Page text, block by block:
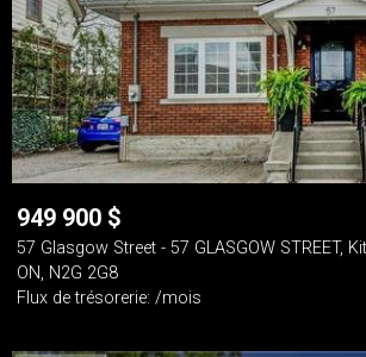
949 900 $
57 Glasgow Street - 57 GLASGOW STREET,
ON, N2G 2G8
Flux de trésorerie: /mois